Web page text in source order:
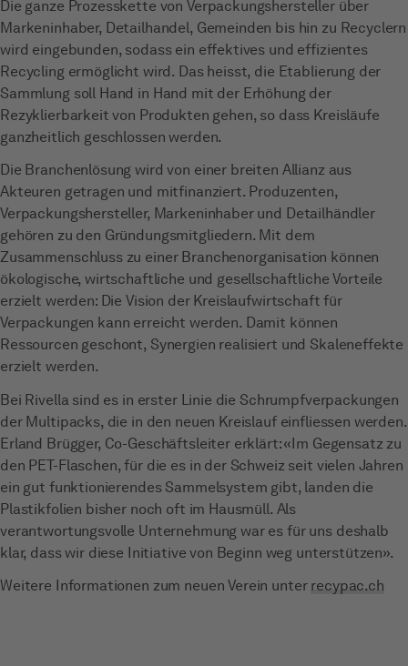
Die ganze Prozesskette von Verpackungshersteller über
Markeninhaber, Detailhandel, Gemeinden bis hin zu Recyclern
wird eingebunden, sodass ein effektives und effizientes
Recycling ermöglicht wird. Das heisst, die Etablierung der
Sammlung soll Hand in Hand mit der Erhöhung der
Rezyklierbarkeit von Produkten gehen, so dass Kreisläufe
ganzheitlich geschlossen werden.
Die Branchenlösung wird von einer breiten Allianz aus
Akteuren getragen und mitfinanziert. Produzenten,
Verpackungshersteller, Markeninhaber und Detailhändler
gehören zu den Gründungsmitgliedern. Mit dem
Zusammenschluss zu einer Branchenorganisation können
ökologische, wirtschaftliche und gesellschaftliche Vorteile
erzielt werden: Die Vision der Kreislaufwirtschaft für
Verpackungen kann erreicht werden. Damit können
Ressourcen geschont, Synergien realisiert und Skaleneffekte
erzielt werden.
Bei Rivella sind es in erster Linie die Schrumpfverpackungen
der Multipacks, die in den neuen Kreislauf einfliessen werden.
Erland Brügger, Co-Geschäftsleiter erklärt: «Im Gegensatz zu
den PET-Flaschen, für die es in der Schweiz seit vielen Jahren
ein gut funktionierendes Sammelsystem gibt, landen die
Plastikfolien bisher noch oft im Hausmüll. Als
verantwortungsvolle Unternehmung war es für uns deshalb
klar, dass wir diese Initiative von Beginn weg unterstützen».
Weitere Informationen zum neuen Verein unter recypac.ch